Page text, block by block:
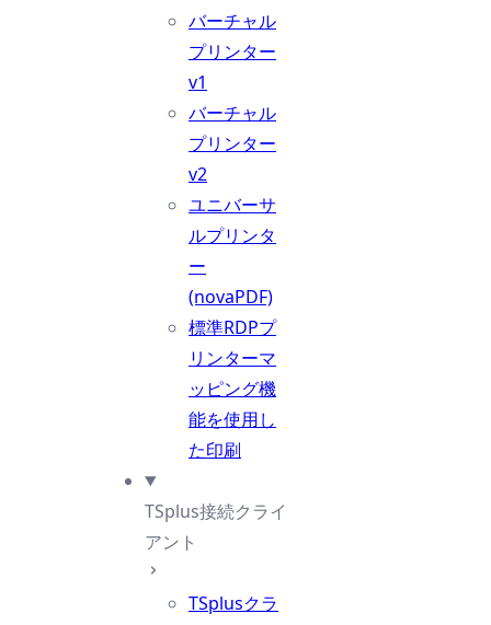
バーチャル
プリンター
v1
バーチャル
プリンター
v2
ユニバーサ
ルプリンタ
ー
(novaPDF)
標準RDPプ
リンターマ
ッピング機
能を使用し
た印刷
TSplus接続クライ
アント
TSplusクラ